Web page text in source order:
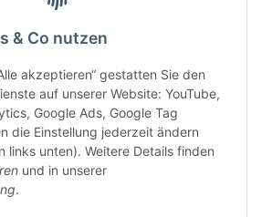
- passgenau und individuell.
Kundenrückmeldungen kamen
Hardtopständer hinzu.
in Deutschland produziert und
und Materialien gefertigt.
der Gründung ein
welches sich seit 2010 auf
Hier haben Sie zu den üblichen
einen persönlichen Ansprechpartner,
um die Produkte von dasMOBILWERK
& Co nutzen
akzeptieren“ gestatten Sie den
auf unserer Website: YouTube,
Google Ads, Google Tag
die Einstellung jederzeit ändern
links unten). Weitere Details finden
und in unserer
.